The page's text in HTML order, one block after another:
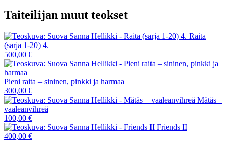
Taiteilijan muut teokset
Raita
(sarja 1-20) 4.
500,00 €
Pieni raita – sininen, pinkki ja harmaa
300,00 €
Mätäs –
vaaleanvihreä
100,00 €
Friends II
400,00 €